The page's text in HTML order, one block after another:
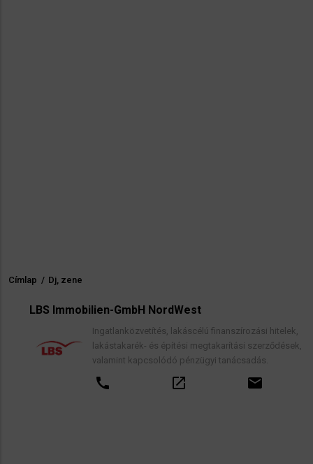
Morzsa
Címlap / Dj, zene
LBS Immobilien-GmbH NordWest
Ingatlanközvetítés, lakáscélú finanszírozási hitelek,
lakástakarék- és építési megtakarítási szerződések,
valamint kapcsolódó pénzügyi tanácsadás.